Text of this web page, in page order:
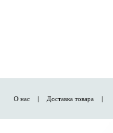
О нас | Доставка товара |